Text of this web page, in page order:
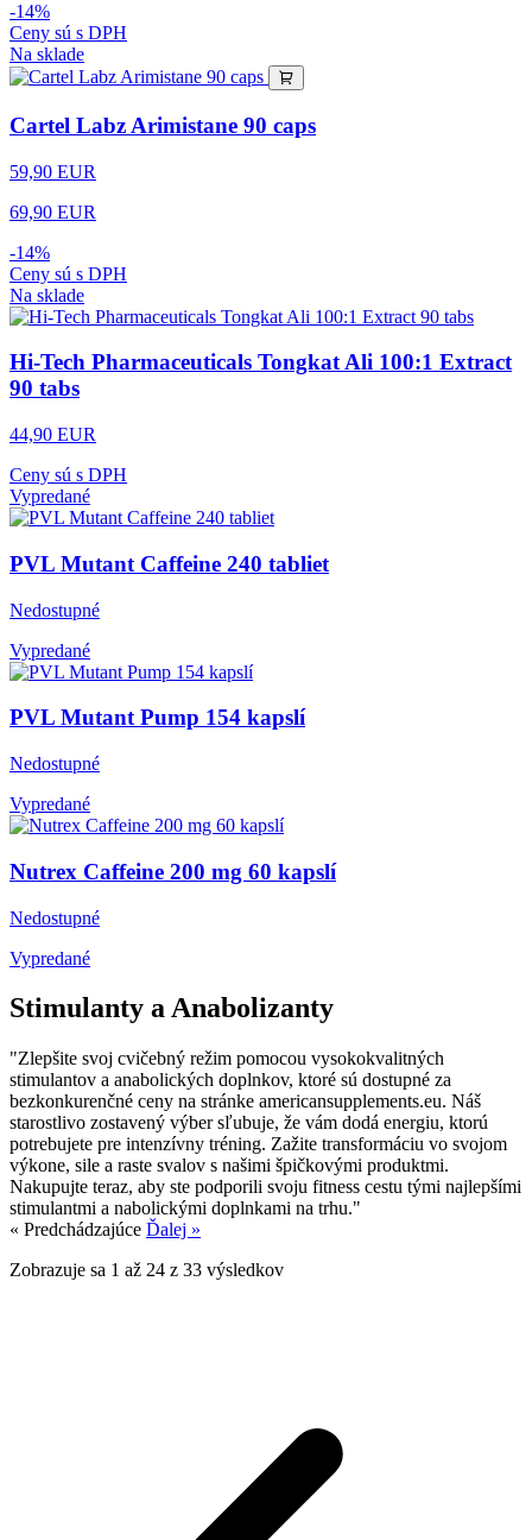
-14%
Ceny sú s DPH
Na sklade
Cartel Labz Arimistane 90 caps
59,90 EUR
69,90 EUR
-14%
Ceny sú s DPH
Na sklade
Hi-Tech Pharmaceuticals Tongkat Ali 100:1 Extract
90 tabs
44,90 EUR
Ceny sú s DPH
Vypredané
PVL Mutant Caffeine 240 tabliet
Nedostupné
Vypredané
PVL Mutant Pump 154 kapslí
Nedostupné
Vypredané
Nutrex Caffeine 200 mg 60 kapslí
Nedostupné
Vypredané
Stimulanty a Anabolizanty
"Zlepšite svoj cvičebný režim pomocou vysokokvalitných
stimulantov a anabolických doplnkov, ktoré sú dostupné za
bezkonkurenčné ceny na stránke americansupplements.eu. Náš
starostlivo zostavený výber sľubuje, že vám dodá energiu, ktorú
potrebujete pre intenzívny tréning. Zažite transformáciu vo svojom
výkone, sile a raste svalov s našimi špičkovými produktmi.
Nakupujte teraz, aby ste podporili svoju fitness cestu tými najlepšími
stimulantmi a nabolickými doplnkami na trhu."
« Predchádzajúce Ďalej »
Zobrazuje sa 1 až 24 z 33 výsledkov